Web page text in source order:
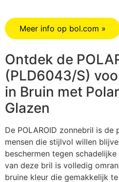
Meer info op bol.com »
Ontdek de
(PLD6043/S)
in Bruin met
Glazen
De POLAROID zonnebril is
mensen die stijlvol willen
beschermen tegen
van deze bril is volledig
bruine kleur die gemakkelijk